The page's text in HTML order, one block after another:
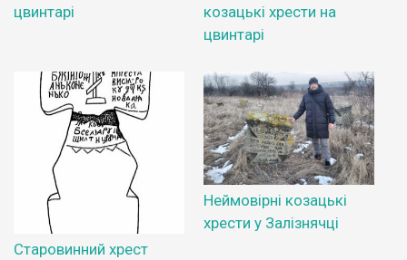
цвинтарі
козацькі хрести на
цвинтарі
Старовинний хрест
Неймовірні козацькі
хрести у Залізнячці